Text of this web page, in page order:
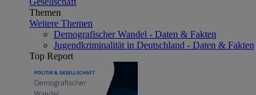
Themen
Weitere Themen
Demografischer Wandel - Daten & Fakten
Jugendkriminalität in Deutschland - Daten & Fakten
Top Report